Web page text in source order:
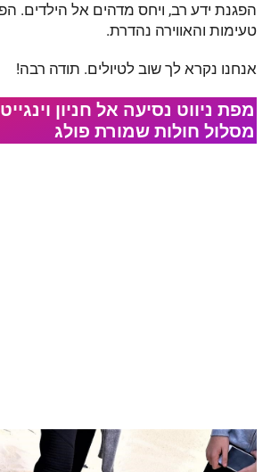
הפגנת ידע רב, ויחס מדהים אל הילדים.
טעימות והאווירה נהדרת.
אנחנו נקרא לך שוב לטיולים. תודה רבה!
מפת ניווט נסיעה אל​ חניון
מסלול חולות שמורת פולג